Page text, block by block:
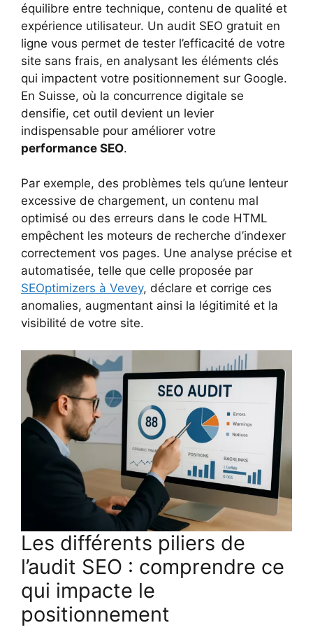
équilibre entre technique, contenu de qualité et
expérience utilisateur. Un audit SEO gratuit en
ligne vous permet de tester l’efficacité de votre
site sans frais, en analysant les éléments clés
qui impactent votre positionnement sur Google.
En Suisse, où la concurrence digitale se
densifie, cet outil devient un levier
indispensable pour améliorer votre
performance SEO.
Par exemple, des problèmes tels qu’une lenteur
excessive de chargement, un contenu mal
optimisé ou des erreurs dans le code HTML
empêchent les moteurs de recherche d’indexer
correctement vos pages. Une analyse précise et
automatisée, telle que celle proposée par
SEOptimizers à Vevey, déclare et corrige ces
anomalies, augmentant ainsi la légitimité et la
visibilité de votre site.
Les différents piliers de
l’audit SEO : comprendre ce
qui impacte le
positionnement